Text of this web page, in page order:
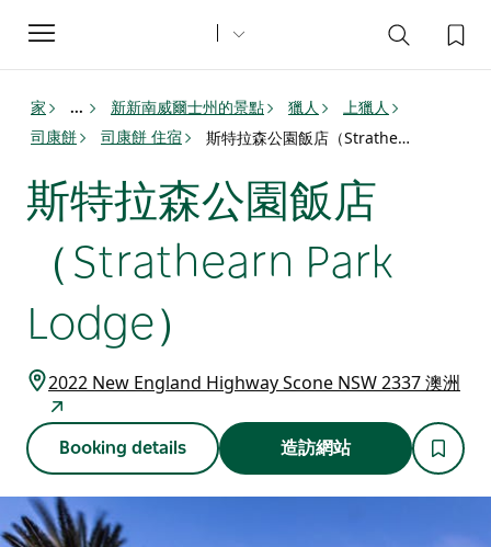
Toggle
navigation
家 ... 新新南威爾士州的景點 獵人
上獵人
司康餅
司康餅 住宿 斯特拉森公園飯店（Strathearn Park Lodge）
斯特拉森公園飯店
（Strathearn Park
Lodge）
2022 New England Highway Scone NSW 2337 澳洲
Booking details 造訪網站